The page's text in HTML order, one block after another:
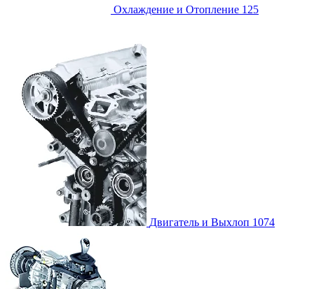
Охлаждение и Отопление 125
Двигатель и Выхлоп 1074